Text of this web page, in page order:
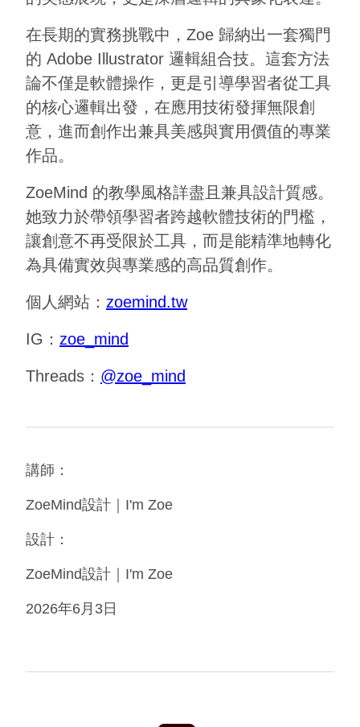
在長期的實務挑戰中，Zoe 歸納出一套獨門
的 Adobe Illustrator 邏輯組合技。這套方法
論不僅是軟體操作，更是引導學習者從工具
的核心邏輯出發，在應用技術發揮無限創
意，進而創作出兼具美感與實用價值的專業
作品。
ZoeMind 的教學風格詳盡且兼具設計質感。
她致力於帶領學習者跨越軟體技術的門檻，
讓創意不再受限於工具，而是能精準地轉化
為具備實效與專業感的高品質創作。
個人網站： zoemind.tw
IG： zoe_mind
Threads： @zoe_mind
講師：
ZoeMind設計｜I'm Zoe
設計：
ZoeMind設計｜I'm Zoe
2026年6月3日